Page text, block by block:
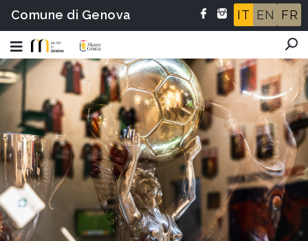
Comune di Genova IT EN FR